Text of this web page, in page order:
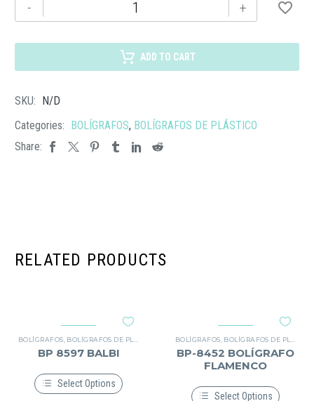
-
2007B
cantidad
+
ADD TO CART
SKU: N/D
Categories: BOLÍGRAFOS, BOLÍGRAFOS DE PLÁSTICO
Share:
RELATED PRODUCTS
BOLÍGRAFOS BOLÍGRAFOS DE PLÁSTICO
BP 8597 BALBI
Select Options
BOLÍGRAFOS BOLÍGRAFOS DE PLÁSTICO
BP-8452 BOLÍGRAFO
FLAMENCO
Select Options